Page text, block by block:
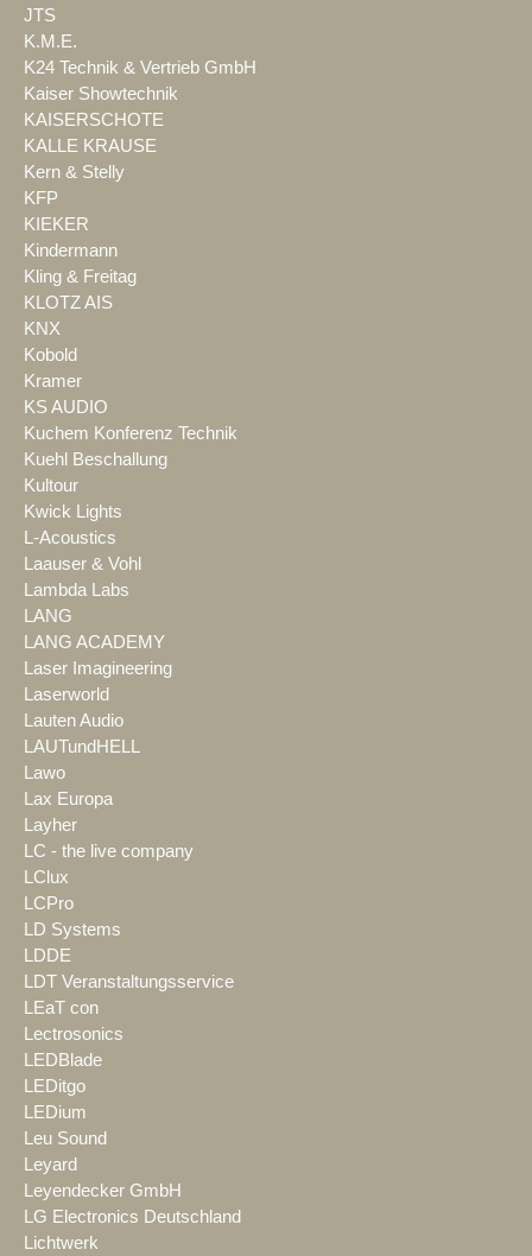
JTS
K.M.E.
K24 Technik & Vertrieb GmbH
Kaiser Showtechnik
KAISERSCHOTE
KALLE KRAUSE
Kern & Stelly
KFP
KIEKER
Kindermann
Kling & Freitag
KLOTZ AIS
KNX
Kobold
Kramer
KS AUDIO
Kuchem Konferenz Technik
Kuehl Beschallung
Kultour
Kwick Lights
L-Acoustics
Laauser & Vohl
Lambda Labs
LANG
LANG ACADEMY
Laser Imagineering
Laserworld
Lauten Audio
LAUTundHELL
Lawo
Lax Europa
Layher
LC - the live company
LClux
LCPro
LD Systems
LDDE
LDT Veranstaltungsservice
LEaT con
Lectrosonics
LEDBlade
LEDitgo
LEDium
Leu Sound
Leyard
Leyendecker GmbH
LG Electronics Deutschland
Lichtwerk